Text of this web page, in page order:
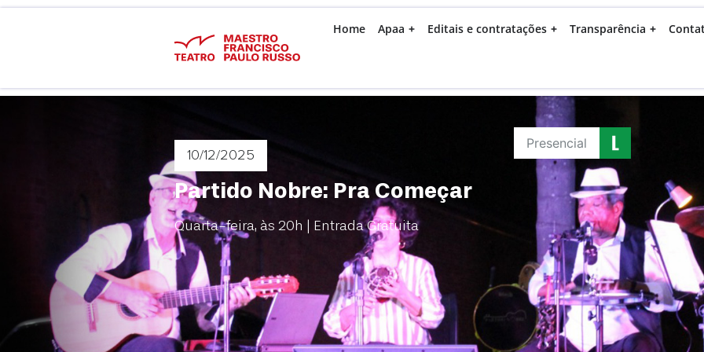
Home Apaa Editais e contratações Transparência
10/12/2025
Partido Nobre: Pra Começar
Quarta-feira, às 20h | Entrada Gratuita
Presencial